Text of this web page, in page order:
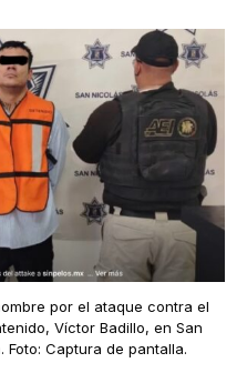
por el ataque contra el
Víctor Badillo, en San
Foto: Captura de pantalla.